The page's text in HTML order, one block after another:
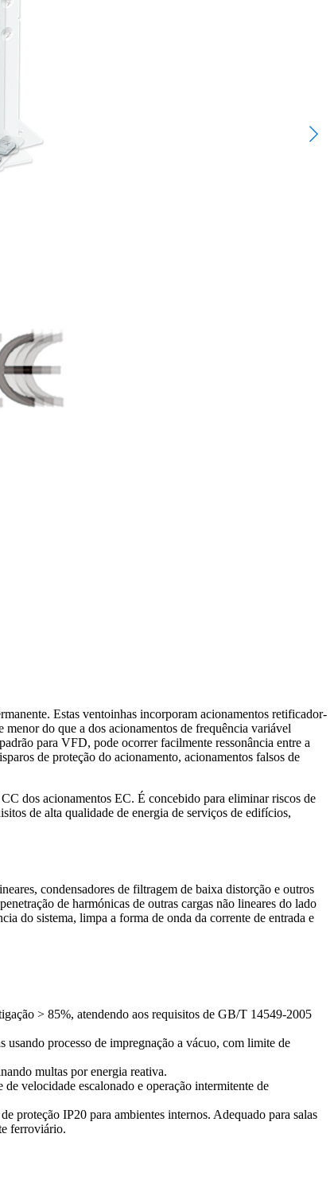
Estas ventoinhas incorporam acionamentos retificador-
do que a dos acionamentos de frequência variável
para VFD, pode ocorrer facilmente ressonância entre a
de proteção do acionamento, acionamentos falsos de
dos acionamentos EC. É concebido para eliminar riscos de
de alta qualidade de energia de serviços de edifícios,
condensadores de filtragem de baixa distorção e outros
de harmónicas de outras cargas não lineares do lado
do sistema, limpa a forma de onda da corrente de entrada e
> 85%, atendendo aos requisitos de GB/T 14549-2005
usando processo de impregnação a vácuo, com limite de
multas por energia reativa.
velocidade escalonado e operação intermitente de
proteção IP20 para ambientes internos. Adequado para salas
ferroviário.